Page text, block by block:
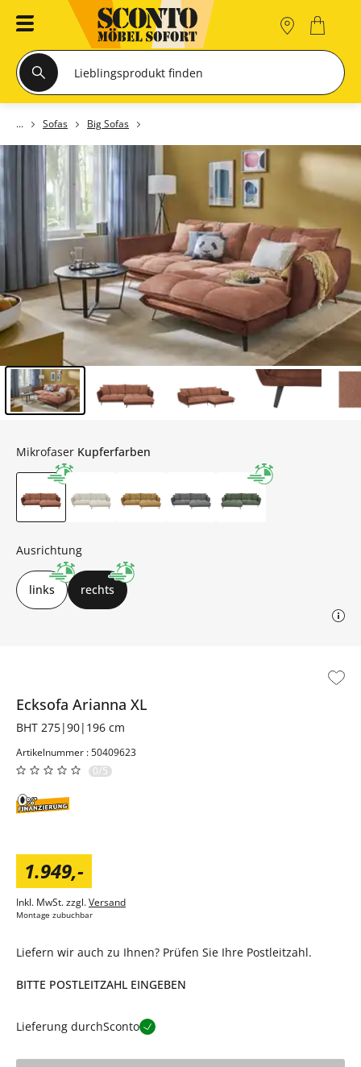
Sofas Big Sofas
Ecksofa Arianna XL
BHT 275|90|196 cm
Artikelnummer : 50409623
0/5
1.949,-
Inkl. MwSt. zzgl.Versand
Montage zubuchbar
Mikrofaser Kupferfarben
Ausrichtung
links rechts
Liefern wir auch zu Ihnen? Prüfen Sie Ihre Postleitzahl.
BITTE POSTLEITZAHL EINGEBEN
Lieferung durchSconto